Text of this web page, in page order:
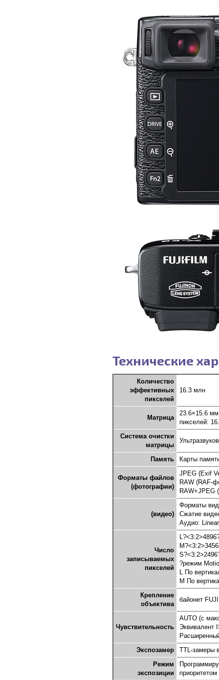
Технические
Количество
эффективных
пикселей
16.3 млн
Матрица
23.6×15.6 мм
пикселей:
Система очистки
матрицы
Память Карты
Форматы файлов
(фотографии)
JPEG (Exif
RAW (RAF-
RAW+JPEG
(видео)
Форматы
Сжатие
Аудио:
Число
записываемых
пикселей
?режим
L По
M По
Крепление
объектива
байонет
Чувствительность
AUTO (с
Эквивалент
Экспозамер
TTL-замеры
Режим
экспозиции